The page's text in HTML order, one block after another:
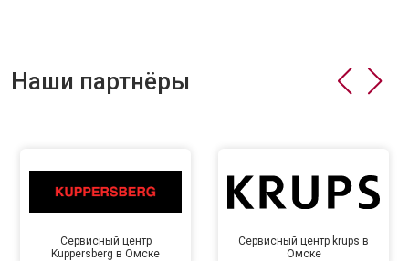
Наши партнёры
Сервисный центр
Kuppersberg в Омске
Сервисный центр krups в
Омске